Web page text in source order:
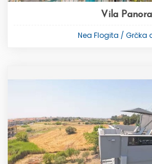
Vila
Nea Flogita / Grčka